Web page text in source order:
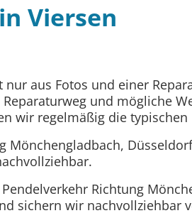
Viersen
aus Fotos und einer
und mögliche
wir regelmäßig die
Mönchengladbach,
Richtung
sichern wir nachvollziehbar